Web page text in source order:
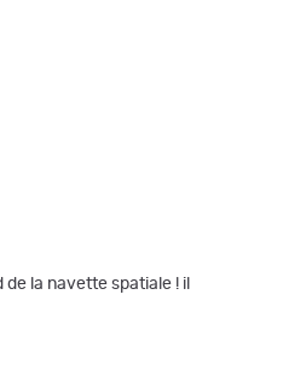
la navette spatiale ! il